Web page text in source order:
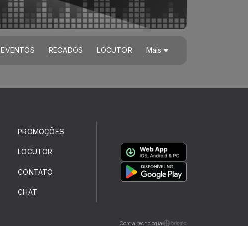
EVENTOS RECADOS LOCUTOR Mais
PROMOÇÕES
LOCUTOR
CONTATO
CHAT
Com a tecnologia